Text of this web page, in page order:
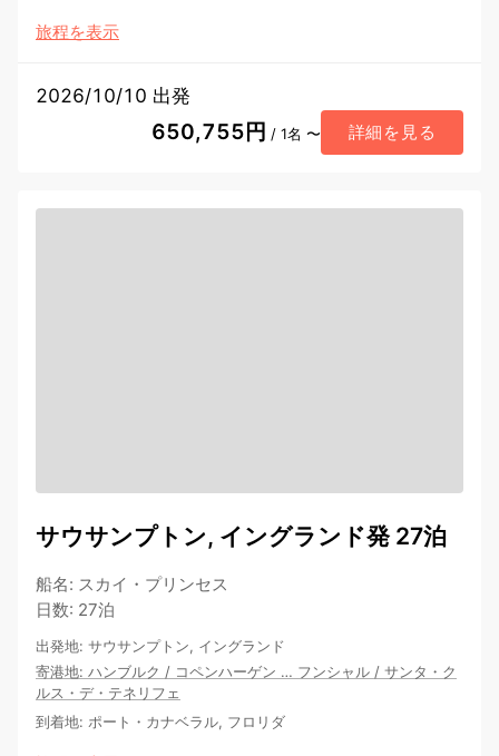
旅程を表示
2026/10/10 出発
650,755円 / 1名 〜 詳細を見る
サウサンプトン, イングランド発 27泊
船名: スカイ・プリンセス
日数: 27泊
出発地: サウサンプトン, イングランド
寄港地: ハンブルク / コペンハーゲン … フンシャル / サンタ・ク
ルス・デ・テネリフェ
到着地: ポート・カナベラル, フロリダ